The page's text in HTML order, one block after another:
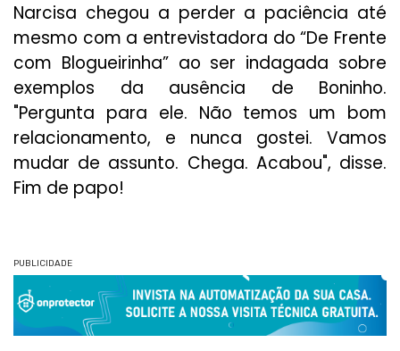
Narcisa chegou a perder a paciência até
mesmo com a entrevistadora do “De Frente
com Blogueirinha” ao ser indagada sobre
exemplos da ausência de Boninho.
"Pergunta para ele. Não temos um bom
relacionamento, e nunca gostei. Vamos
mudar de assunto. Chega. Acabou", disse.
Fim de papo!
PUBLICIDADE